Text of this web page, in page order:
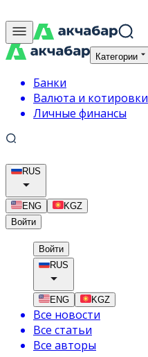
Категории
Банки
Валюта и котировки
Личные финансы
RUS
ENG
KGZ
Войти
Войти
RUS
ENG KGZ
Все новости
Все статьи
Все авторы